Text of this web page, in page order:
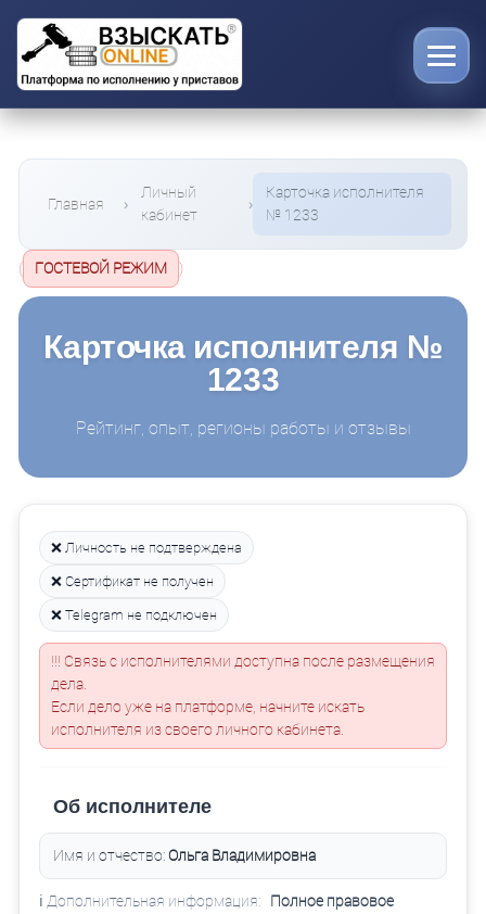
Главная
Личный
кабинет
Карточка исполнителя
№ 1233
( ГОСТЕВОЙ РЕЖИМ )
Карточка исполнителя №
1233
Рейтинг, опыт, регионы работы и отзывы
❌ Личность не подтверждена
❌ Сертификат не получен
❌ Telegram не подключен
!!! Связь с исполнителями доступна после размещения
дела.
Если дело уже на платформе, начните искать
исполнителя из своего личного кабинета.
Об исполнителе
Имя и отчество: Ольга Владимировна
ℹ️ Дополнительная информация:
Полное правовое